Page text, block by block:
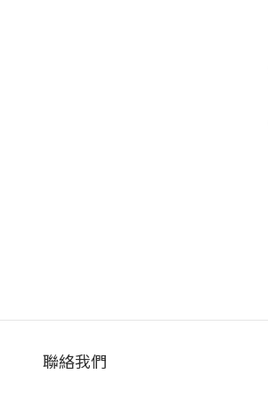
聯絡我們